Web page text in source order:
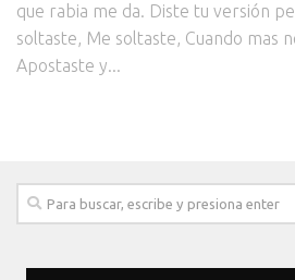
que rabia me da. Diste tu versión
soltaste, Me soltaste, Cuando mas
Apostaste y...